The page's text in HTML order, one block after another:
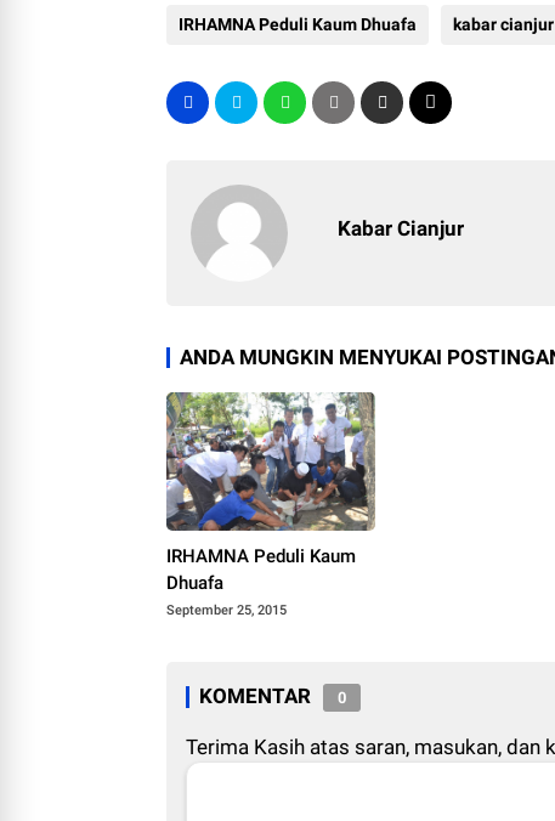
IRHAMNA Peduli Kaum Dhuafa kabar cianjur
Kabar Cianjur
ANDA MUNGKIN MENYUKAI
IRHAMNA Peduli Kaum
Dhuafa
September 25, 2015
KOMENTAR 0
Terima Kasih atas saran, masukan, dan